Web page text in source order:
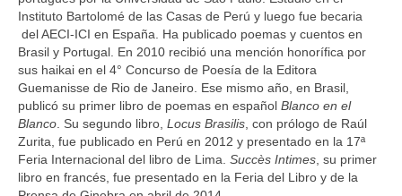
Instituto Bartolomé de las Casas de Perú y luego fue becaria
del AECI-ICI en España. Ha publicado poemas y cuentos en
Brasil y Portugal. En 2010 recibió una mención honorífica por
sus haikai en el 4° Concurso de Poesía de la Editora
Guemanisse de Rio de Janeiro. Ese mismo año, en Brasil,
publicó su primer libro de poemas en español Blanco en el
Blanco . Su segundo libro, Locus Brasilis , con prólogo de Raúl
Zurita, fue publicado en Perú en 2012 y presentado en la 17ª
Feria Internacional del libro de Lima. Succès Intimes , su primer
libro en francés, fue presentado en la Feria del Libro y de la